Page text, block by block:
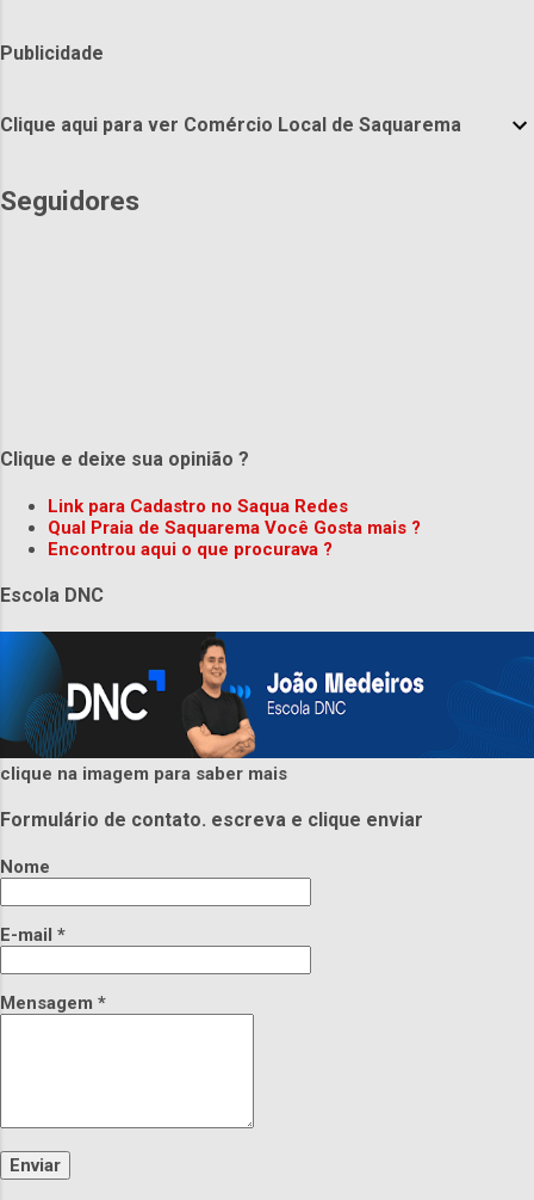
Publicidade
Clique aqui para ver Comércio Local de Saquarema
Seguidores
Clique e deixe sua opinião ?
Link para Cadastro no Saqua Redes
Qual Praia de Saquarema Você Gosta mais ?
Encontrou aqui o que procurava ?
Escola DNC
clique na imagem para saber mais
Formulário de contato. escreva e clique enviar
Nome
E-mail *
Mensagem *